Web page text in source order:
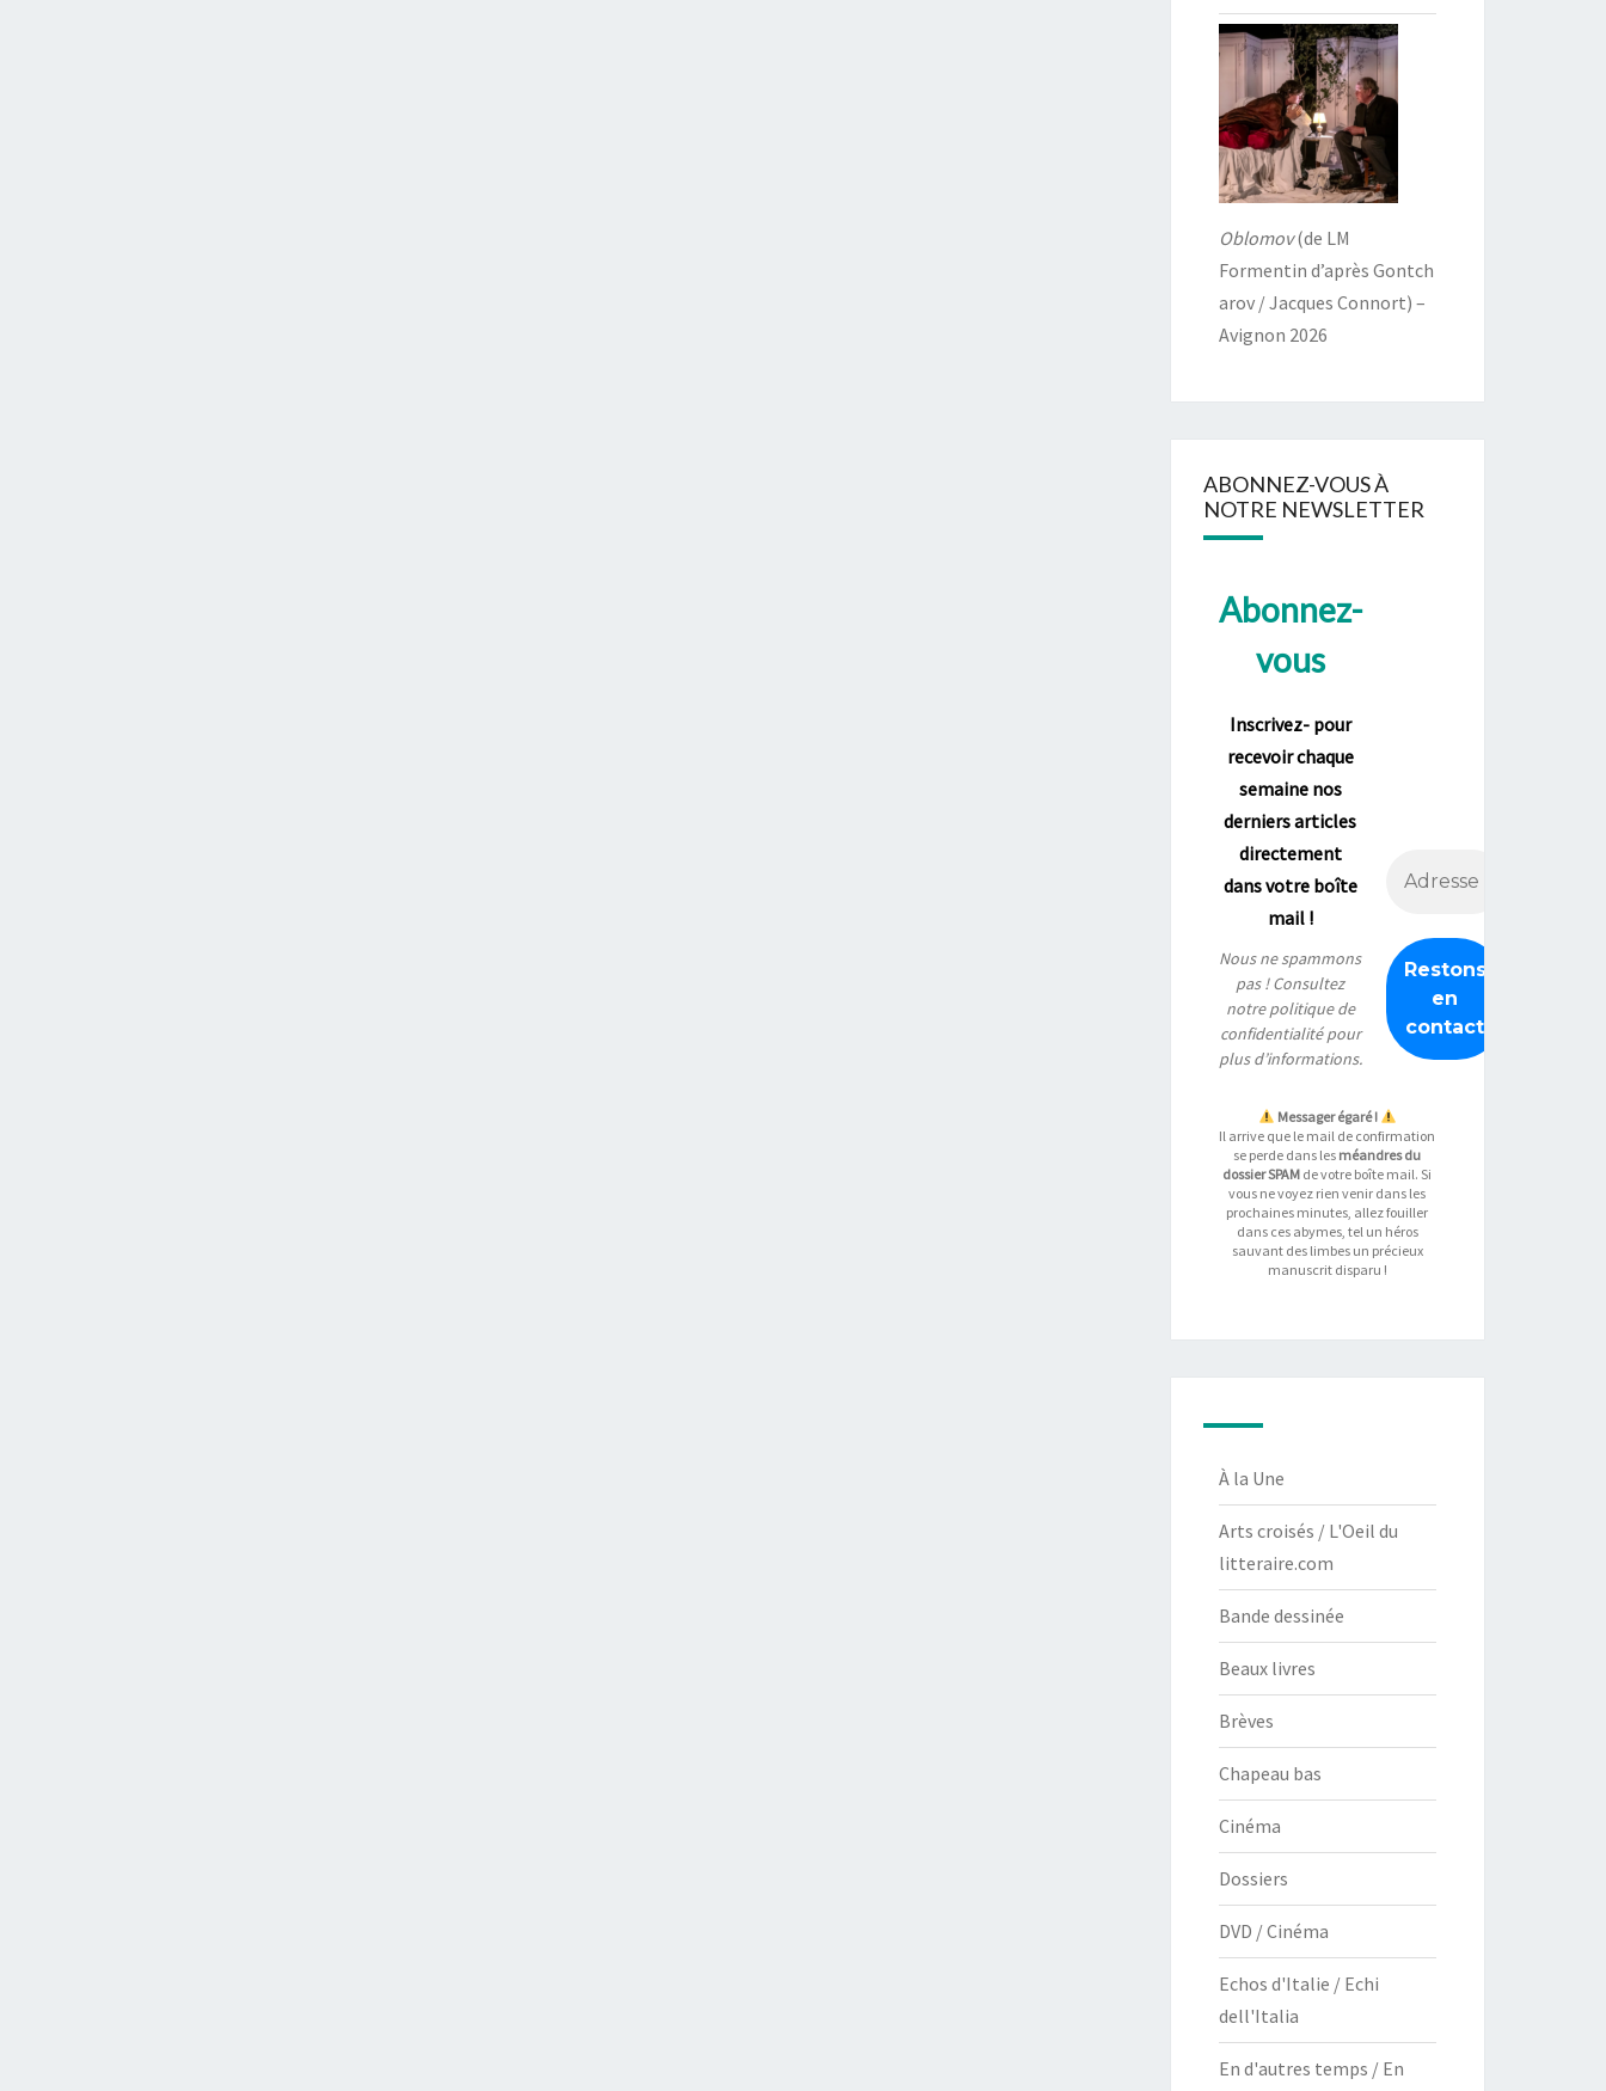
Oblomov(de LM
Formentin d’après Gontch
arov / Jacques Connort) –
Avignon 2026
ABONNEZ-VOUS À
NOTRE NEWSLETTER
Abonnez-
vous
Inscrivez- pour
recevoir chaque
semaine nos
derniers articles
directement
dans votre boîte
mail !
Nous ne spammons
pas ! Consultez
notrepolitique de
confidentialitépour
plus d’informations.
Messager égaré !
Il arrive que le mail de confirmation
se perde dans les méandres du
dossier SPAM de votre boîte mail. Si
vous ne voyez rien venir dans les
prochaines minutes, allez fouiller
dans ces abymes, tel un héros
sauvant des limbes un précieux
manuscrit disparu !
À la Une
Arts croisés / L'Oeil du
litteraire.com
Bande dessinée
Beaux livres
Brèves
Chapeau bas
Cinéma
Dossiers
DVD / Cinéma
Echos d'Italie / Echi
dell'Italia
En d'autres temps / En